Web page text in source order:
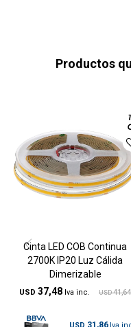
Productos
Cinta LED COB Continua
2700K IP20 Luz Cálida
Dimerizable
USD 37,48 USD 41,64